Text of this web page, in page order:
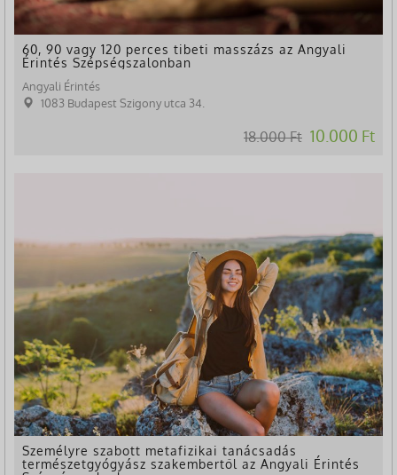
60, 90 vagy 120 perces tibeti masszázs az Angyali
Érintés Szépségszalonban
Angyali Érintés
1083 Budapest Szigony utca 34.
18.000 Ft 10.000 Ft
Személyre szabott metafizikai tanácsadás
természetgyógyász szakembertől az Angyali Érintés